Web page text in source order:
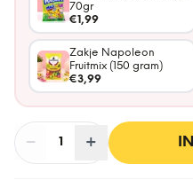
70gr
€1,99
Zakje Napoleon
Fruitmix (150 gram)
€3,99
− Aantal
1 +